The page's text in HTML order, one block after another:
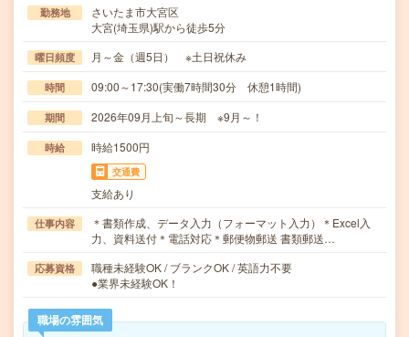
勤務地
さいたま市大宮区
大宮(埼玉県)駅から徒歩5分
曜日頻度 月～金（週5日） ※土日祝休み
時間 09:00～17:30(実働7時間30分 休憩1時間)
期間 2026年09月上旬～長期 ※9月～！
時給 時給1500円
交通費
支給あり
仕事内容
＊書類作成、データ入力（フォーマット入力）＊Excel入
力、資料送付＊電話対応＊郵便物郵送 書類郵送…
応募資格
職種未経験OK / ブランクOK / 英語力不要
●業界未経験OK！
職場の雰囲気